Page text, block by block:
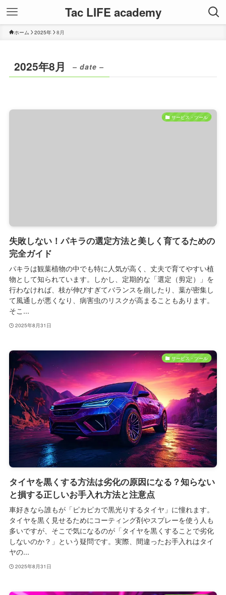
Tac LIFE academy
ホーム 2025年 8月
2025年8月 – date –
サービス・ツール
失敗しない！パキラの選定方法と美しく育てるための
完全ガイド
パキラは観葉植物の中でも特に人気が高く、丈夫で育てやすい植
物として知られています。しかし、定期的な「選定（剪定）」を
行わなければ、枝が伸びすぎてバランスを崩したり、葉が密集し
て風通しが悪くなり、病害虫のリスクが高まることもあります。
そこ...
2025年8月31日
サービス・ツール
タイヤを黒くする方法は劣化の原因になる？知らない
と損する正しいお手入れ方法と注意点
車好きなら誰もが「ピカピカで黒光りするタイヤ」に憧れます。
タイヤを黒く見せるためにコーティング剤やスプレーを使う人も
多いですが、そこで気になるのが「タイヤを黒くすることで劣化
しないのか？」という疑問です。実際、間違ったお手入れはタイ
ヤの...
2025年8月31日